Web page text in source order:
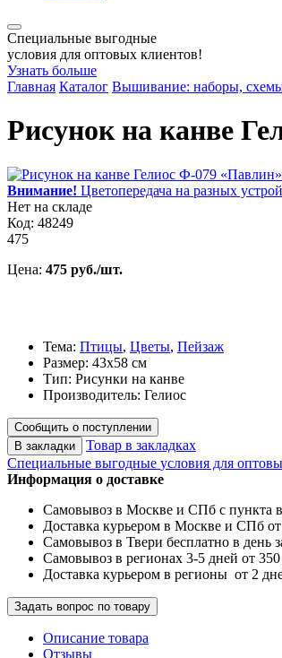
Специальные выгодные
условия для оптовых клиентов!
Узнать больше
Главная Каталог Вышивание: наборы,
Рисунок на канве
Внимание! Цветопередача на разных
Нет на складе
Код: 48249
475
Цена: 475 руб./шт.
Тема: Птицы, Цветы, Пейзаж
Размер: 43х58 см
Тип: Рисунки на канве
Производитель: Гелиос
Сообщить о поступлении
В закладки
Товар в закладках
Специальные выгодные условия для
Информация о доставке
Самовывоз в Москве и СПб с пункта
Доставка курьером в Москве и СПб
Самовывоз в Твери бесплатно в день
Самовывоз в регионах 3-5 дней от
Доставка курьером в регионы от 2
Задать вопрос по товару
Описание товара
Отзывы